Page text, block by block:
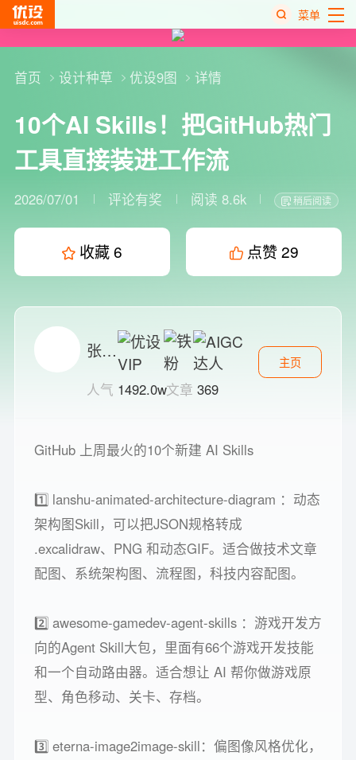
菜单
首页 设计种草 优设9图 详情
10个AI Skills！把GitHub热门
工具直接装进工作流
2026/07/01 评论有奖 阅读 8.6k 稍后阅读
收藏6 点赞 29
GitHub 上周最火的10个新建 AI Skills
1️⃣ lanshu-animated-architecture-diagram ：动态
架构图Skill，可以把JSON规格转成
.excalidraw、PNG 和动态GIF。适合做技术文章
配图、系统架构图、流程图，科技内容配图。
2️⃣ awesome-gamedev-agent-skills ：游戏开发方
向的Agent Skill大包，里面有66个游戏开发技能
和一个自动路由器。适合想让 AI 帮你做游戏原
型、角色移动、关卡、存档。
3️⃣ eterna-image2image-skill：偏图像风格优化，
张小闲
人气 1492.0w文章 369
主页